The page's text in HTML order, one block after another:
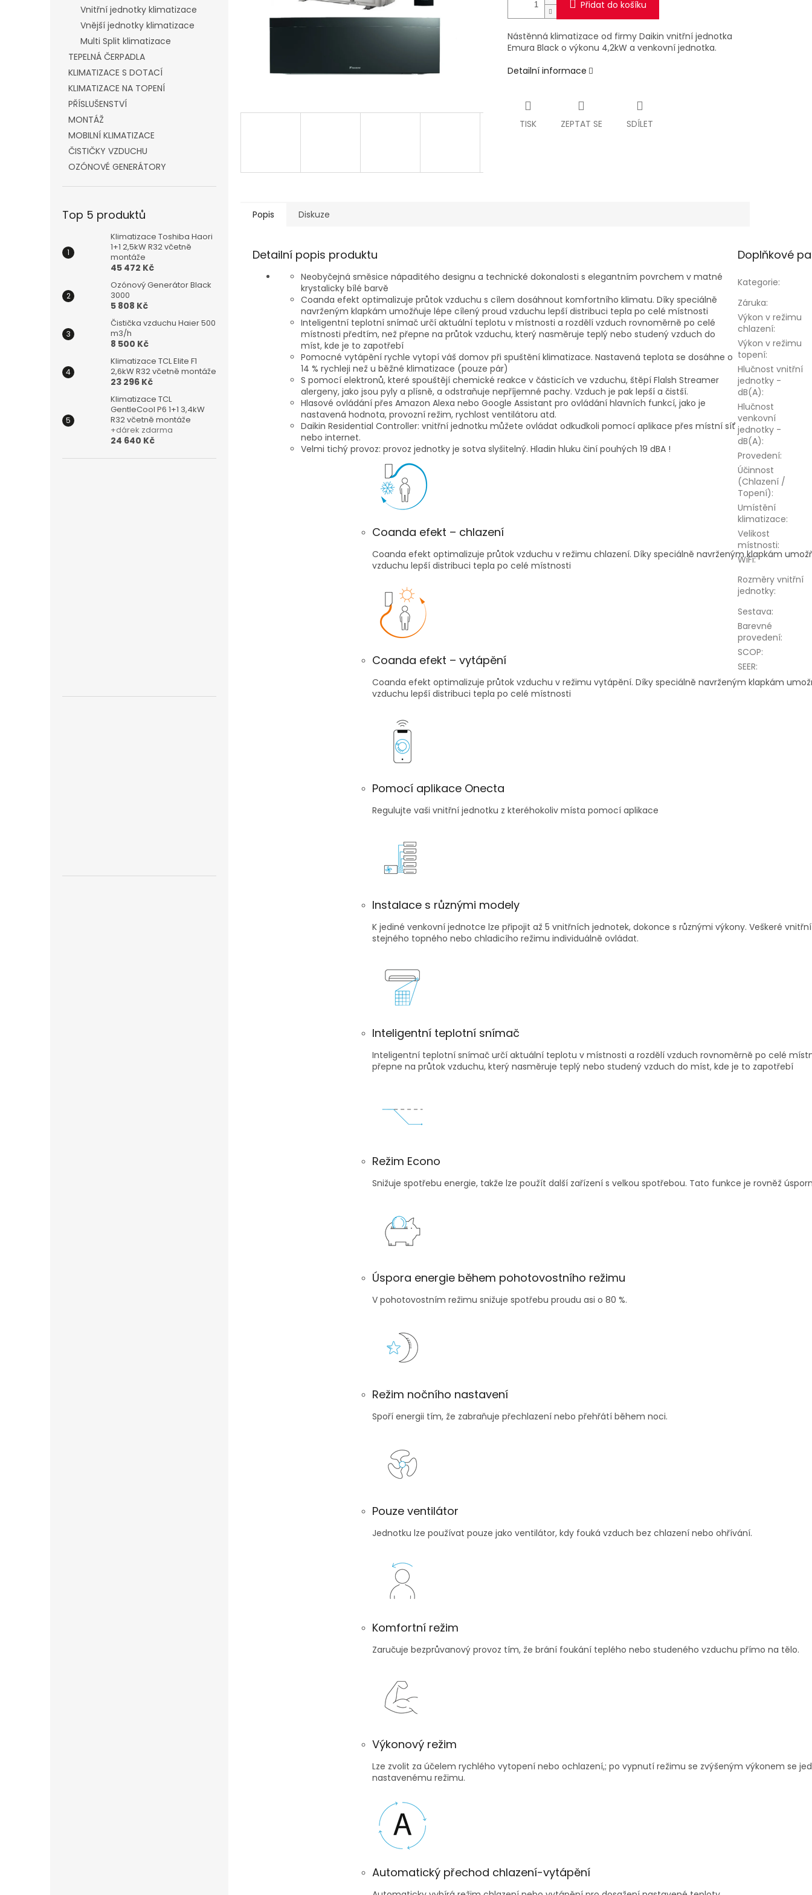
Vnitřní jednotky klimatizace
Vnější jednotky klimatizace
Multi Split klimatizace
TEPELNÁ ČERPADLA
KLIMATIZACE S DOTACÍ
KLIMATIZACE NA TOPENÍ
PŘÍSLUŠENSTVÍ
MONTÁŽ
MOBILNÍ KLIMATIZACE
ČISTIČKY VZDUCHU
OZÓNOVÉ GENERÁTORY
Top 5 produktů
Klimatizace Toshiba Haori
1+1 2,5kW R32 včetně
montáže
45 472 Kč
Ozónový Generátor Black
3000
5 808 Kč
Čistička vzduchu Haier 500
m3/h
8 500 Kč
Klimatizace TCL Elite F1
2,6kW R32 včetně montáže
23 296 Kč
Klimatizace TCL
GentleCool P6 1+1 3,4kW
R32 včetně montáže
+dárek zdarma
24 640 Kč
Přidat do košíku
Nástěnná klimatizace od firmy Daikin vnitřní jednotka
Emura Black o výkonu 4,2kW a venkovní jednotka.
Detailní informace
TISK ZEPTAT SE SDÍLET
Popis Diskuze
Detailní popis produktu
Neobyčejná směsice nápaditého designu a technické dokonalosti s elegantním povrchem v matné
krystalicky bílé barvě
Coanda efekt optimalizuje průtok vzduchu s cílem dosáhnout komfortního klimatu. Díky speciálně
navrženým klapkám umožňuje lépe cílený proud vzduchu lepší distribuci tepla po celé místnosti
Inteligentní teplotní snímač určí aktuální teplotu v místnosti a rozdělí vzduch rovnoměrně po celé
místnosti předtím, než přepne na průtok vzduchu, který nasměruje teplý nebo studený vzduch do
míst, kde je to zapotřebí
Pomocné vytápění rychle vytopí váš domov při spuštění klimatizace. Nastavená teplota se dosáhne o
14 % rychleji než u běžné klimatizace (pouze pár)
S pomocí elektronů, které spouštějí chemické reakce v částicích ve vzduchu, štěpí Flalsh Streamer
alergeny, jako jsou pyly a plísně, a odstraňuje nepříjemné pachy. Vzduch je pak lepší a čistší.
Hlasové ovládání přes Amazon Alexa nebo Google Assistant pro ovládání hlavních funkcí, jako je
nastavená hodnota, provozní režim, rychlost ventilátoru atd.
Daikin Residential Controller: vnitřní jednotku můžete ovládat odkudkoli pomocí aplikace přes místní síť
nebo internet.
Velmi tichý provoz: provoz jednotky je sotva slyšitelný. Hladin hluku činí pouhých 19 dBA !
Coanda efekt – chlazení
Coanda efekt optimalizuje průtok vzduchu v režimu chlazení. Díky speciálně navrženým klapkám
vzduchu lepší distribuci tepla po celé místnosti
Coanda efekt – vytápění
Coanda efekt optimalizuje průtok vzduchu v režimu vytápění. Díky speciálně navrženým klapkám
vzduchu lepší distribuci tepla po celé místnosti
Pomocí aplikace Onecta
Regulujte vaši vnitřní jednotku z kteréhokoliv místa pomocí aplikace
Instalace s různými modely
K jediné venkovní jednotce lze připojit až 5 vnitřních jednotek, dokonce s různými výkony. Veškeré
stejného topného nebo chladicího režimu individuálně ovládat.
Inteligentní teplotní snímač
Inteligentní teplotní snímač určí aktuální teplotu v místnosti a rozdělí vzduch rovnoměrně po celé
přepne na průtok vzduchu, který nasměruje teplý nebo studený vzduch do míst, kde je to zapotřebí
Režim Econo
Snižuje spotřebu energie, takže lze použít další zařízení s velkou spotřebou. Tato funkce je rovněž
Úspora energie během pohotovostního režimu
V pohotovostním režimu snižuje spotřebu proudu asi o 80 %.
Režim nočního nastavení
Spoří energii tím, že zabraňuje přechlazení nebo přehřátí během noci.
Pouze ventilátor
Jednotku lze používat pouze jako ventilátor, kdy fouká vzduch bez chlazení nebo ohřívání.
Komfortní režim
Zaručuje bezprůvanový provoz tím, že brání foukání teplého nebo studeného vzduchu přímo na tělo.
Výkonový režim
Lze zvolit za účelem rychlého vytopení nebo ochlazení,; po vypnutí režimu se zvýšeným výkonem se
nastavenému režimu.
Automatický přechod chlazení-vytápění
Doplňkové
Kategorie:
Záruka:
Výkon v režimu
chlazení:
Výkon v režimu
topení:
Hlučnost vnitřní
jednotky -
dB(A):
Hlučnost
venkovní
jednotky -
dB(A):
Provedení:
Účinnost
(Chlazení /
Topení):
Umístění
klimatizace:
Velikost
místnosti:
WiFi:
Rozměry vnitřní
jednotky:
Sestava:
Barevné
provedení:
SCOP:
SEER: